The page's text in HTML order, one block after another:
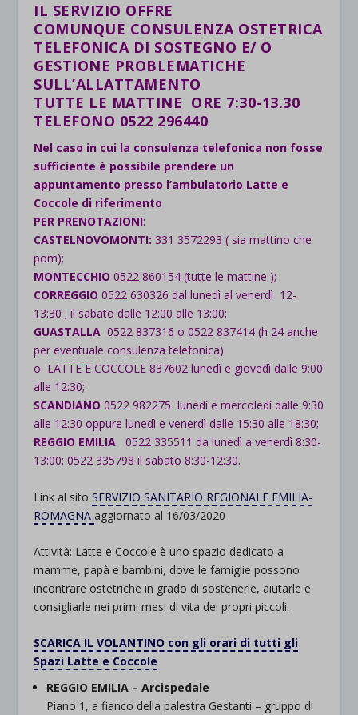
IL SERVIZIO OFFRE
COMUNQUE CONSULENZA OSTETRICA
TELEFONICADI SOSTEGNO E/ O
GESTIONE PROBLEMATICHE
SULL’ALLATTAMENTO
TUTTE LE MATTINE ORE 7:30-13.30
TELEFONO 0522 296440
Nel caso in cui la consulenza telefonica non fosse
sufficiente è possibile prendere un
appuntamento presso l’ambulatorio Latte e
Coccole di riferimento
PER PRENOTAZIONI:
CASTELNOVOMONTI: 331 3572293 ( sia mattino che
pom);
MONTECCHIO0522 860154 (tutte le mattine );
CORREGGIO0522 630326 dal lunedì al venerdì 12-
13:30 ; il sabato dalle 12:00 alle 13:00;
GUASTALLA 0522 837316 o 0522 837414 (h 24 anche
per eventuale consulenza telefonica)
o LATTE E COCCOLE 837602 lunedì e giovedì dalle 9:00
alle 12:30;
SCANDIANO 0522 982275 lunedì e mercoledì dalle 9:30
alle 12:30 oppure lunedì e venerdì dalle 15:30 alle 18:30;
REGGIO EMILIA
0522 335511 da lunedì a venerdì 8:30-
13:00; 0522 335798 il sabato 8:30-12:30.
Link al sitoSERVIZIO SANITARIO REGIONALE EMILIA-
ROMAGNA aggiornato al 16/03/2020
Attività: Latte e Coccole è uno spazio dedicato a
mamme, papà e bambini, dove le famiglie possono
incontrare ostetriche in grado di sostenerle, aiutarle e
consigliarle nei primi mesi di vita dei propri piccoli.
SCARICA IL VOLANTINO con gli orari di tutti gli
Spazi Latte e Coccole
REGGIO EMILIA – Arcispedale
Piano 1, a fianco della palestra Gestanti – gruppo di